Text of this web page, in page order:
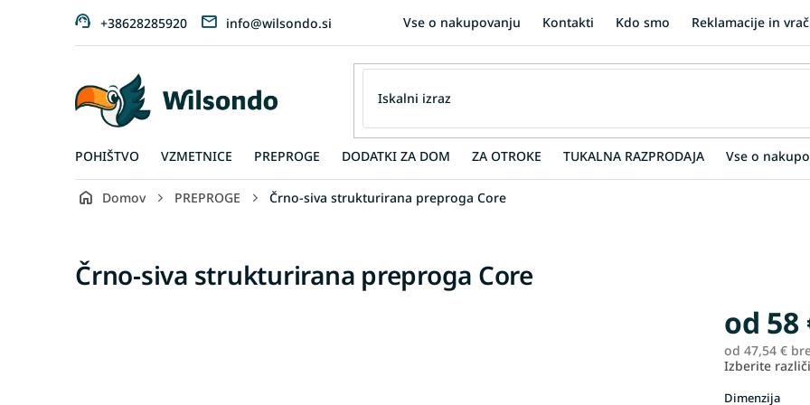
+38628285920 info@wilsondo.si Vse o nakupovanju Kontakti Kdo smo Reklamacije in
POHIŠTVO VZMETNICE PREPROGE DODATKI ZA DOM ZA OTROKE TUKALNA RAZPRODAJA Vse o
Domov PREPROGE Črno-siva strukturirana preproga Core
Črno-siva strukturirana preproga Core
od 58
od 47,54 €
Izberite
Dimenzija